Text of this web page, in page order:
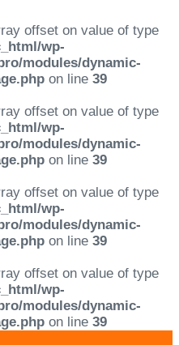
offset on value of type
wp-
modules/dynamic-
on line 39
offset on value of type
wp-
modules/dynamic-
on line 39
offset on value of type
wp-
modules/dynamic-
on line 39
offset on value of type
wp-
modules/dynamic-
on line 39